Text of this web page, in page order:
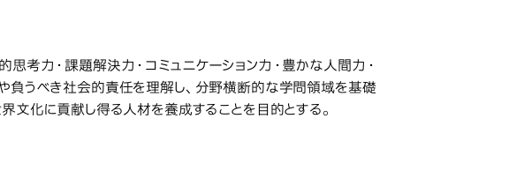
考力・課題解決力・コミュニケーション力・豊かな人間力・
負うべき社会的責任を理解し、分野横断的な学問領域を基礎
文化に貢献し得る人材を養成することを目的とする。